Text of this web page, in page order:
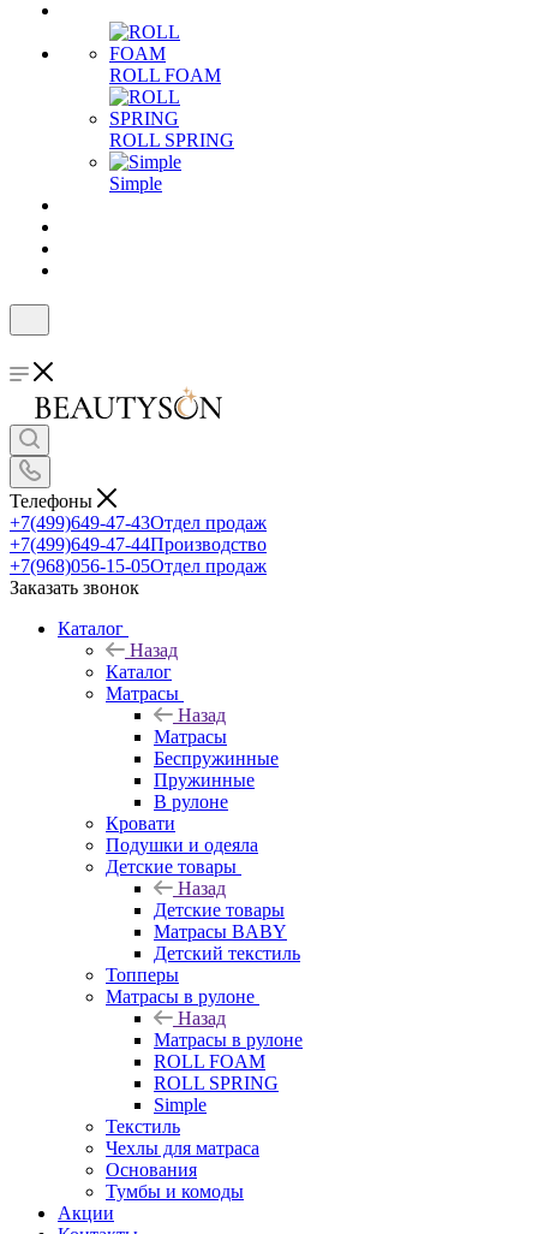
ROLL FOAM
ROLL SPRING
Simple
Телефоны
+7(499)649-47-43Отдел продаж
+7(499)649-47-44Производство
+7(968)056-15-05Отдел продаж
Заказать звонок
Каталог
Назад
Каталог
Матрасы
Назад
Матрасы
Беспружинные
Пружинные
В рулоне
Кровати
Подушки и одеяла
Детские товары
Назад
Детские товары
Матрасы BABY
Детский текстиль
Топперы
Матрасы в рулоне
Назад
Матрасы в рулоне
ROLL FOAM
ROLL SPRING
Simple
Текстиль
Чехлы для матраса
Основания
Тумбы и комоды
Акции